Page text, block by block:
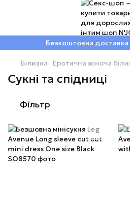
Безкоштовна доставка
Білизна Еротична жіноча
Сукні та спідниці
Фільтр